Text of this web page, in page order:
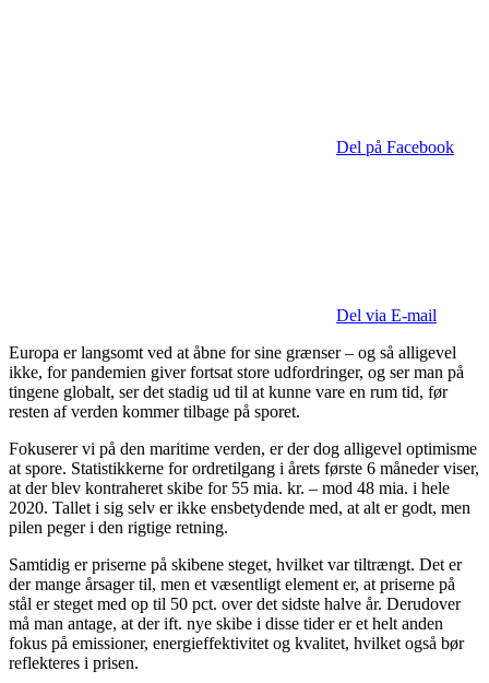
Del på Facebook
Del via E-mail
Europa er langsomt ved at åbne for sine grænser – og så alligevel
ikke, for pandemien giver fortsat store udfordringer, og ser man på
tingene globalt, ser det stadig ud til at kunne vare en rum tid, før
resten af verden kommer tilbage på sporet.
Fokuserer vi på den maritime verden, er der dog alligevel optimisme
at spore. Statistikkerne for ordretilgang i årets første 6 måneder viser,
at der blev kontraheret skibe for 55 mia. kr. – mod 48 mia. i hele
2020. Tallet i sig selv er ikke ensbetydende med, at alt er godt, men
pilen peger i den rigtige retning.
Samtidig er priserne på skibene steget, hvilket var tiltrængt. Det er
der mange årsager til, men et væsentligt element er, at priserne på
stål er steget med op til 50 pct. over det sidste halve år. Derudover
må man antage, at der ift. nye skibe i disse tider er et helt anden
fokus på emissioner, energieffektivitet og kvalitet, hvilket også bør
reflekteres i prisen.